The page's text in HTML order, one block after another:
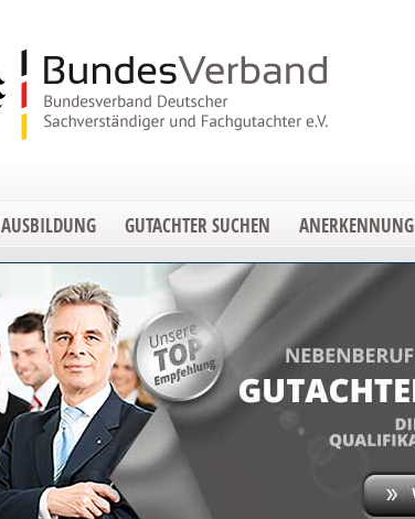
AUSBILDUNG GUTACHTER SUCHEN ANERKENNUNG